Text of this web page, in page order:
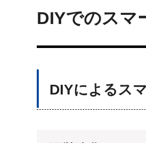
DIYでのスマ
DIYによるス